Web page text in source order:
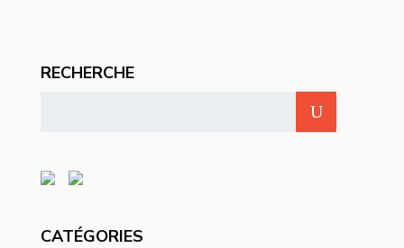
RECHERCHE
CATÉGORIES